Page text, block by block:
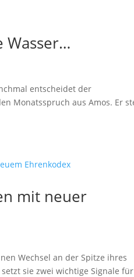
Wasser…
entscheidet der
Monatsspruch aus Amos. Er
mit neuer
Wechsel an der Spitze ihres
sie zwei wichtige Signale